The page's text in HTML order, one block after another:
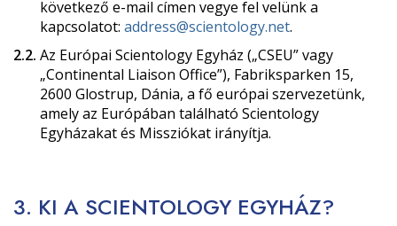
következő e-mail címen vegye fel velünk a
kapcsolatot: address@scientology.net.
2.2. Az Európai Scientology Egyház („CSEU” vagy
„Continental Liaison Office”), Fabriksparken 15,
2600 Glostrup, Dánia, a fő európai szervezetünk,
amely az Európában található Scientology
Egyházakat és Missziókat irányítja.
3. KI A SCIENTOLOGY EGYHÁZ?